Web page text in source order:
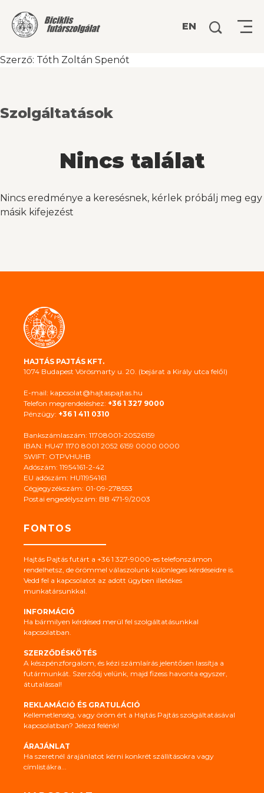
EN Keresés:
Szerző: Tóth Zoltán Spenót
Szolgáltatások
Nincs találat
Nincs eredménye a keresésnek, kérlek próbálj meg egy
másik kifejezést
HAJTÁS PAJTÁS KFT.
1074 Budapest Vörösmarty u. 20. (bejárat a Király utca felől)
E-mail: kapcsolat@hajtaspajtas.hu
Telefon megrendeléshez: +36 1 327 9000
Pénzügy: +36 1 411 0310
Bankszámlaszám: 11708001-20526159
IBAN: HU47 1170 8001 2052 6159 0000 0000
SWIFT: OTPVHUHB
Adószám: 11954161-2-42
EU adószám: HU11954161
Cégjegyzékszám: 01-09-278553
Postai engedélyszám: BB 471-9/2003
FONTOS
Hajtás Pajtás futárt a +36 1 327-9000-es telefonszámon
rendelhetsz, de örömmel válaszolunk különleges kérdéseidre is.
Vedd fel a kapcsolatot az adott ügyben illetékes
munkatársunkkal.
INFORMÁCIÓ
Ha bármilyen kérdésed merül fel szolgáltatásunkkal
kapcsolatban.
SZERZŐDÉSKÖTÉS
A készpénzforgalom, és kézi számlaírás jelentősen lassítja a
futármunkát. Szerződj velünk, majd fizess havonta egyszer,
átutalással!
REKLAMÁCIÓ ÉS GRATULÁCIÓ
Kellemetlenség, vagy öröm ért a Hajtás Pajtás szolgáltatásával
kapcsolatban? Jelezd felénk!
ÁRAJÁNLAT
Ha szeretnél árajánlatot kérni konkrét szállításokra vagy
címlistákra...